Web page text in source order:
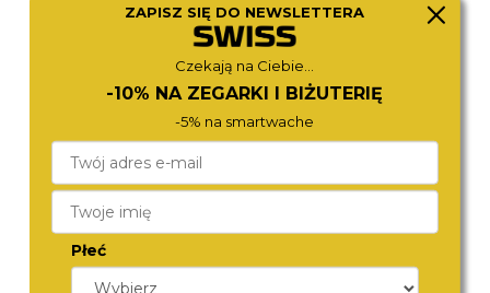
MICHAEL KORS FOSSIL
ZAPISZ SIĘ DO NEWSLETTERA
Czekają na Ciebie...
-10% NA ZEGARKI I BIŻUTERIĘ
-5% na smartwache
Płeć